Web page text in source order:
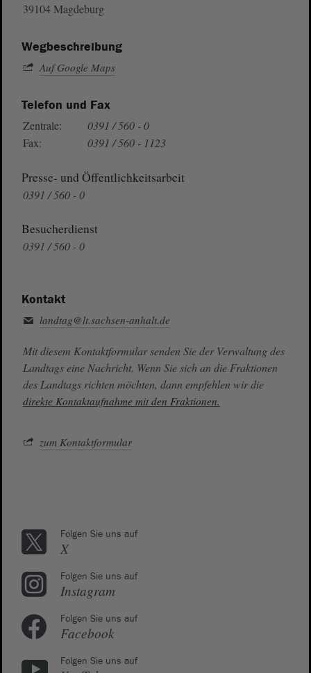
39104 Magdeburg
Wegbeschreibung
Auf Google Maps
Telefon und Fax
Zentrale:
0391 / 560 - 0
Fax:
0391 / 560 - 1123
Presse- und Öffentlichkeitsarbeit
0391 / 560 - 0
Besucherdienst
0391 / 560 - 0
Kontakt
landtag@lt.sachsen-anhalt.de
Mit diesem Kontaktformular senden Sie der Verwaltung des
Landtags eine Nachricht. Wenn Sie sich an die Fraktionen
des Landtags richten möchten, dann empfehlen wir die
direkte Kontaktaufnahme mit den Fraktionen.
zum Kontaktformular
Folgen Sie uns auf
X
Folgen Sie uns auf
Instagram
Folgen Sie uns auf
Facebook
Folgen Sie uns auf